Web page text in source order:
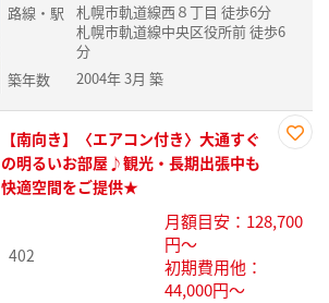
路線・駅
札幌市軌道線西８丁目 徒歩6分
札幌市軌道線中央区役所前 徒歩6
分
築年数
2004年 3月 築
録
【南向き】〈エアコン付き〉大通すぐ
の明るいお部屋♪観光・長期出張中も
快適空間をご提供★
402
月額目安：128,700
円～
初期費用他：
44,000円～